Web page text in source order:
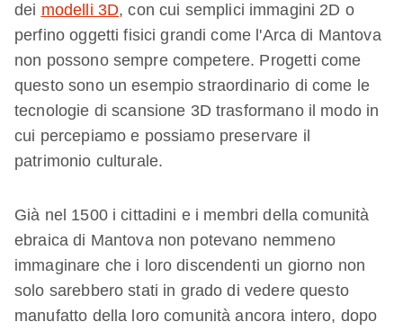
dei modelli 3D, con cui semplici immagini 2D o
perfino oggetti fisici grandi come l'Arca di Mantova
non possono sempre competere. Progetti come
questo sono un esempio straordinario di come le
tecnologie di scansione 3D trasformano il modo in
cui percepiamo e possiamo preservare il
patrimonio culturale.
Già nel 1500 i cittadini e i membri della comunità
ebraica di Mantova non potevano nemmeno
immaginare che i loro discendenti un giorno non
solo sarebbero stati in grado di vedere questo
manufatto della loro comunità ancora intero, dopo